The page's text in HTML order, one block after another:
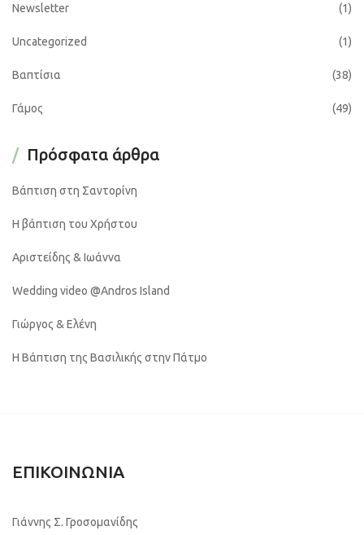
Newsletter (1)
Uncategorized (1)
Βαπτίσια (38)
Γάμος (49)
Πρόσφατα άρθρα
Βάπτιση στη Σαντορίνη
Η βάπτιση του Χρήστου
Αριστείδης & Ιωάννα
Wedding video @Andros Island
Γιώργος & Ελένη
Η Βάπτιση της Βασιλικής στην Πάτμο
ΕΠΙΚΟΙΝΩΝΙΑ
Γιάννης Σ. Γροσομανίδης